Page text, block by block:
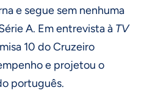
e segue sem nenhuma
A. Em entrevista à TV
10 do Cruzeiro
e projetou o
português.